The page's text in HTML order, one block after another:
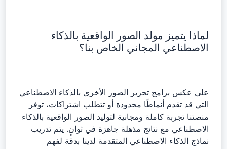
لماذا يتميز مولد الصور الواقعية بالذكاء
الاصطناعي المجاني الخاص بنا؟
على عكس برامج تحرير الصور الأخرى بالذكاء الاصطناعي
التي قد تقدم أنماطًا محدودة أو تتطلب اشتراكات، توفر
منصتنا تجربة كاملة ومجانية لتوليد الصور الواقعية بالذكاء
الاصطناعي مع نتائج مذهلة جاهزة في ثوانٍ. يتم تدريب
نماذج الذكاء الاصطناعي المتقدمة لدينا بدقة لفهم